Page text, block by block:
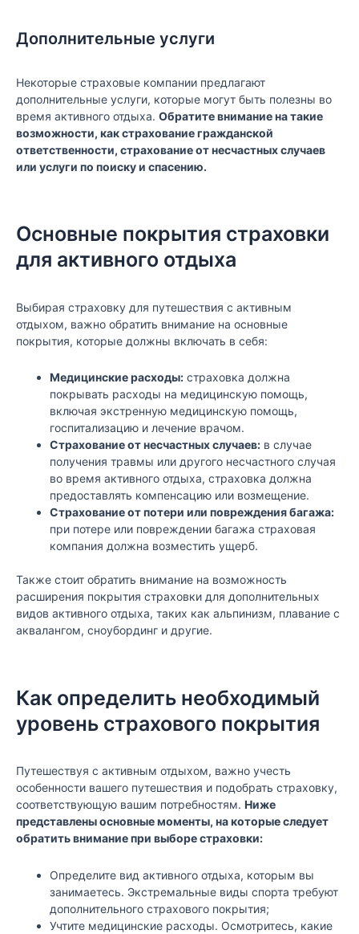
Дополнительные услуги
Некоторые страховые компании предлагают
дополнительные услуги, которые могут быть полезны во
время активного отдыха. Обратите внимание на такие
возможности, как страхование гражданской
ответственности, страхование от несчастных случаев
или услуги по поиску и спасению.
Основные покрытия страховки
для активного отдыха
Выбирая страховку для путешествия с активным
отдыхом, важно обратить внимание на основные
покрытия, которые должны включать в себя:
Медицинские расходы: страховка должна
покрывать расходы на медицинскую помощь,
включая экстренную медицинскую помощь,
госпитализацию и лечение врачом.
Страхование от несчастных случаев: в случае
получения травмы или другого несчастного случая
во время активного отдыха, страховка должна
предоставлять компенсацию или возмещение.
Страхование от потери или повреждения багажа:
при потере или повреждении багажа страховая
компания должна возместить ущерб.
Также стоит обратить внимание на возможность
расширения покрытия страховки для дополнительных
видов активного отдыха, таких как альпинизм, плавание с
аквалангом, сноубординг и другие.
Как определить необходимый
уровень страхового покрытия
Путешествуя с активным отдыхом, важно учесть
особенности вашего путешествия и подобрать страховку,
соответствующую вашим потребностям. Ниже
представлены основные моменты, на которые следует
обратить внимание при выборе страховки:
Определите вид активного отдыха, которым вы
занимаетесь. Экстремальные виды спорта требуют
дополнительного страхового покрытия;
Учтите медицинские расходы. Осмотритесь, какие